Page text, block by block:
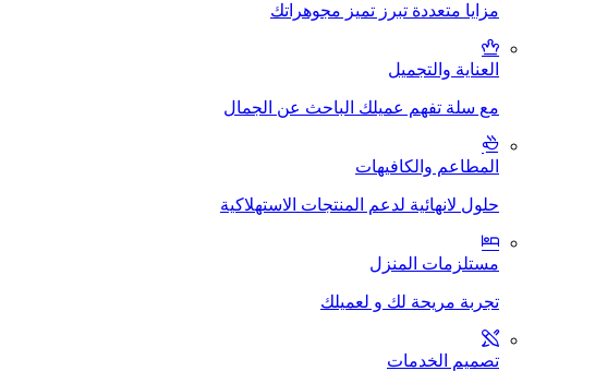
مزايا متعددة تبرز تميز مجوهراتك
العناية والتجميل
مع سلة تفهم عميلك الباحث عن الجمال
المطاعم والكافيهات
حلول لانهائية لدعم المنتجات الاستهلاكية
مستلزمات المنزل
تجربة مريحة لك و لعميلك
تصميم الخدمات